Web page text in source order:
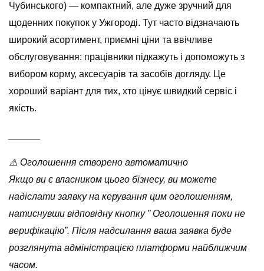
Чубинського) — компактний, але дуже зручний для
щоденних покупок у Ужгороді. Тут часто відзначають
широкий асортимент, приємні ціни та ввічливе
обслуговування: працівники підкажуть і допоможуть з
вибором корму, аксесуарів та засобів догляду. Це
хороший варіант для тих, хто цінує швидкий сервіс і
якість.
⚠️ Оголошення створено автоматично
Якщо ви є власником цього бізнесу, ви можете
надіслати заявку на керування цим оголошенням,
натиснувши відповідну кнопку ” Оголошення поки не
верифікацію”. Після надсилання ваша заявка буде
розглянута адміністрацією платформи найближчим
часом.